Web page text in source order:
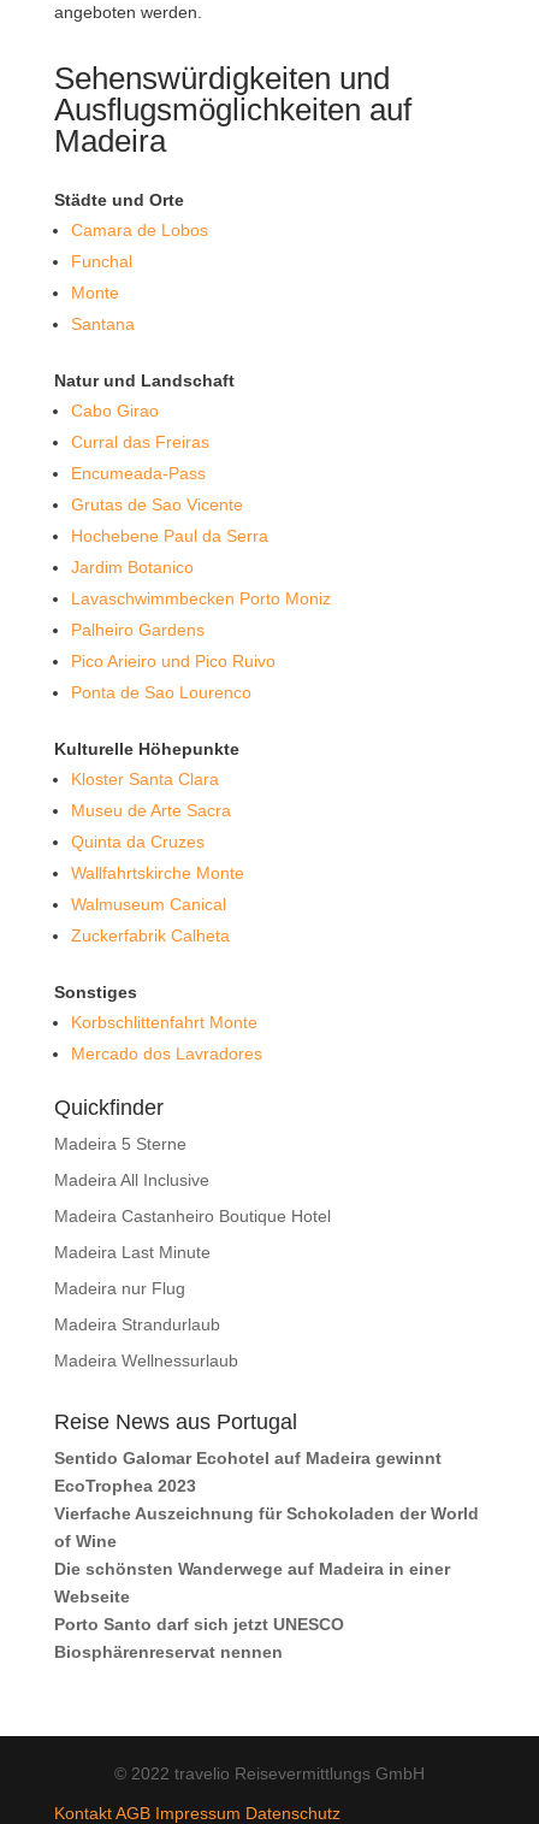
angeboten werden.
Sehenswürdigkeiten und
Ausflugsmöglichkeiten auf
Madeira
Städte und Orte
Camara de Lobos
Funchal
Monte
Santana
Natur und Landschaft
Cabo Girao
Curral das Freiras
Encumeada-Pass
Grutas de Sao Vicente
Hochebene Paul da Serra
Jardim Botanico
Lavaschwimmbecken Porto Moniz
Palheiro Gardens
Pico Arieiro und Pico Ruivo
Ponta de Sao Lourenco
Kulturelle Höhepunkte
Kloster Santa Clara
Museu de Arte Sacra
Quinta da Cruzes
Wallfahrtskirche Monte
Walmuseum Canical
Zuckerfabrik Calheta
Sonstiges
Korbschlittenfahrt Monte
Mercado dos Lavradores
Quickfinder
Madeira 5 Sterne
Madeira All Inclusive
Madeira Castanheiro Boutique Hotel
Madeira Last Minute
Madeira nur Flug
Madeira Strandurlaub
Madeira Wellnessurlaub
Reise News aus Portugal
Sentido Galomar Ecohotel auf Madeira gewinnt
EcoTrophea 2023
Vierfache Auszeichnung für Schokoladen der World
of Wine
Die schönsten Wanderwege auf Madeira in einer
Webseite
Porto Santo darf sich jetzt UNESCO
Biosphärenreservat nennen
© 2022 travelio Reisevermittlungs GmbH
Kontakt AGB Impressum Datenschutz